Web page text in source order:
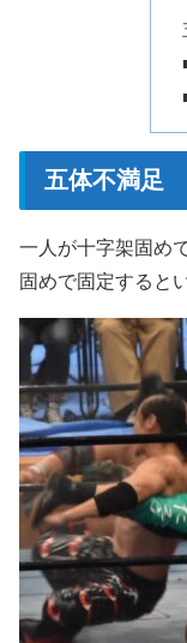
五体不満足
一人が十字架固め
固めで固定すると